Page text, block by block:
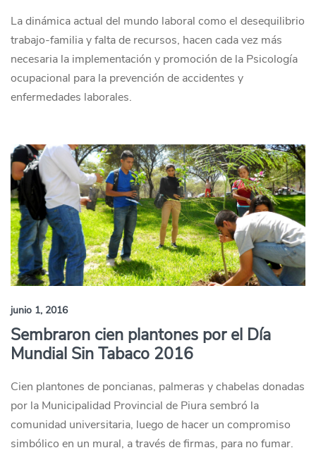
La dinámica actual del mundo laboral como el desequilibrio
trabajo-familia y falta de recursos, hacen cada vez más
necesaria la implementación y promoción de la Psicología
ocupacional para la prevención de accidentes y
enfermedades laborales.
junio 1, 2016
Sembraron cien plantones por el Día
Mundial Sin Tabaco 2016
Cien plantones de poncianas, palmeras y chabelas donadas
por la Municipalidad Provincial de Piura sembró la
comunidad universitaria, luego de hacer un compromiso
simbólico en un mural, a través de firmas, para no fumar.